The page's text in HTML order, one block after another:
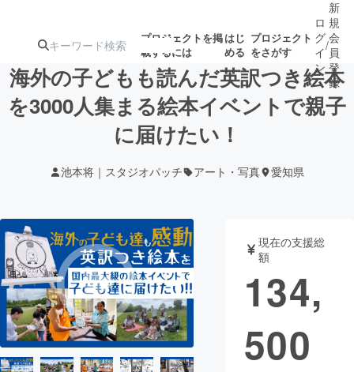
プロジェクトを掲
載するには
はじ
める
プロジェクト
をさがす
注目の新着プロ募集終了が近いプ
テクノロジー・ガジェット
映像・映画 書籍・雑誌
ビジネス・起業 チャレンジ
ロ
グ
イ
ン
/
新
規
会
員
登
録
海外の子どもも読んだ英訳つき絵本
を3000人集まる絵本イベントで親子
に届けたい！
池本将｜スタジオパッチ アート・写真 愛知県
現在の支援総
額
134,
500